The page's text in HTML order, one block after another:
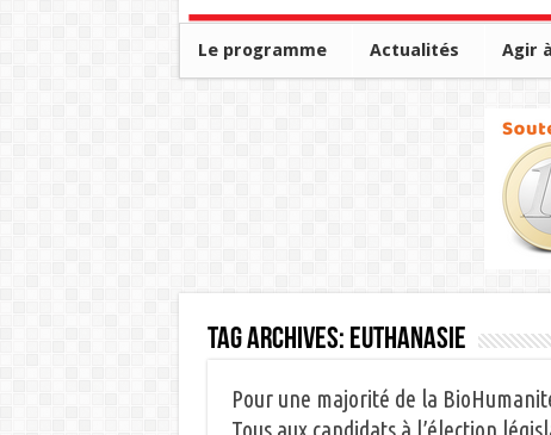
Le programme Actualités Agir
Tag Archives: euthanasie
Pour une majorité de la